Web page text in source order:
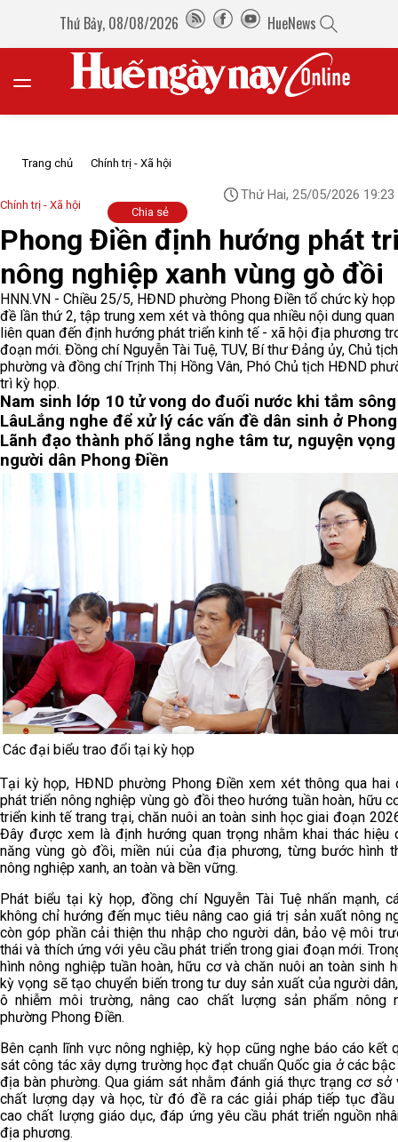
Thứ Bảy, 08/08/2026 HueNews
Trang chủ Chính trị - Xã hội
Chính trị - Xã hội
Thứ Hai, 25/05/2026 19:23
Chia sẻ
Phong Điền định hướng phát
nông nghiệp xanh vùng gò đồi
HNN.VN - Chiều 25/5, HĐND phường Phong Điền tổ chức kỳ họp
đề lần thứ 2, tập trung xem xét và thông qua nhiều nội dung
liên quan đến định hướng phát triển kinh tế - xã hội địa phương
đoạn mới. Đồng chí Nguyễn Tài Tuệ, TUV, Bí thư Đảng ủy, Chủ
phường và đồng chí Trịnh Thị Hồng Vân, Phó Chủ tịch HĐND
trì kỳ họp.
Nam sinh lớp 10 tử vong do đuối nước khi tắm sông
LâuLắng nghe để xử lý các vấn đề dân sinh ở
Lãnh đạo thành phố lắng nghe tâm tư, nguyện vọng
người dân Phong Điền
Các đại biểu trao đổi tại kỳ họp
Tại kỳ họp, HĐND phường Phong Điền xem xét thông qua hai
phát triển nông nghiệp vùng gò đồi theo hướng tuần hoàn, hữu
triển kinh tế trang trại, chăn nuôi an toàn sinh học giai đoạn
Đây được xem là định hướng quan trọng nhằm khai thác hiệu
năng vùng gò đồi, miền núi của địa phương, từng bước hình
nông nghiệp xanh, an toàn và bền vững.
Phát biểu tại kỳ họp, đồng chí Nguyễn Tài Tuệ nhấn mạnh,
không chỉ hướng đến mục tiêu nâng cao giá trị sản xuất nông
còn góp phần cải thiện thu nhập cho người dân, bảo vệ môi
thái và thích ứng với yêu cầu phát triển trong giai đoạn mới.
hình nông nghiệp tuần hoàn, hữu cơ và chăn nuôi an toàn sinh
kỳ vọng sẽ tạo chuyển biến trong tư duy sản xuất của người
ô nhiễm môi trường, nâng cao chất lượng sản phẩm nông
phường Phong Điền.
Bên cạnh lĩnh vực nông nghiệp, kỳ họp cũng nghe báo cáo kết
sát công tác xây dựng trường học đạt chuẩn Quốc gia ở các
địa bàn phường. Qua giám sát nhằm đánh giá thực trạng cơ sở
chất lượng dạy và học, từ đó đề ra các giải pháp tiếp tục đầu
cao chất lượng giáo dục, đáp ứng yêu cầu phát triển nguồn
địa phương.